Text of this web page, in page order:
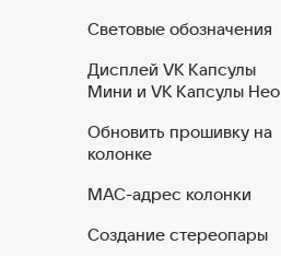
Световые обозначения
Дисплей VK Капсулы
Мини и VK Капсулы Нео
Обновить прошивку на
колонке
MAC-адрес колонки
Создание стереопары